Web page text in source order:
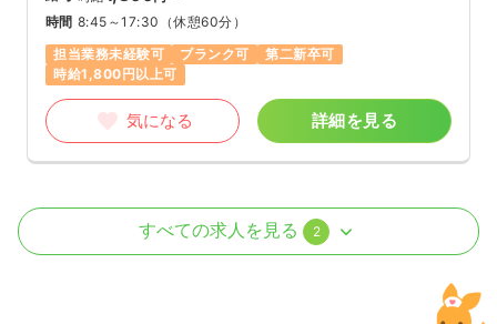
時間 8:45～17:30 （休憩60分）
担当業務未経験可
ブランク可
第二新卒可
時給1,800円以上可
気になる 詳細を見る
外来 正・准看護師すべての求人を見る 2